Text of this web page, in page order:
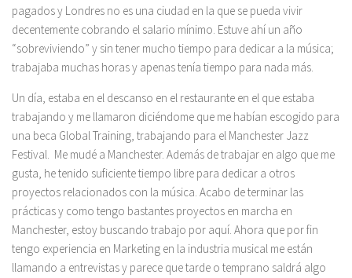
pagados y Londres no es una ciudad en la que se pueda vivir
decentemente cobrando el salario mínimo. Estuve ahí un año
“sobreviviendo” y sin tener mucho tiempo para dedicar a la música;
trabajaba muchas horas y apenas tenía tiempo para nada más.
Un día, estaba en el descanso en el restaurante en el que estaba
trabajando y me llamaron diciéndome que me habían escogido para
una beca Global Training, trabajando para el Manchester Jazz
Festival. Me mudé a Manchester. Además de trabajar en algo que me
gusta, he tenido suficiente tiempo libre para dedicar a otros
proyectos relacionados con la música. Acabo de terminar las
prácticas y como tengo bastantes proyectos en marcha en
Manchester, estoy buscando trabajo por aquí. Ahora que por fin
tengo experiencia en Marketing en la industria musical me están
llamando a entrevistas y parece que tarde o temprano saldrá algo